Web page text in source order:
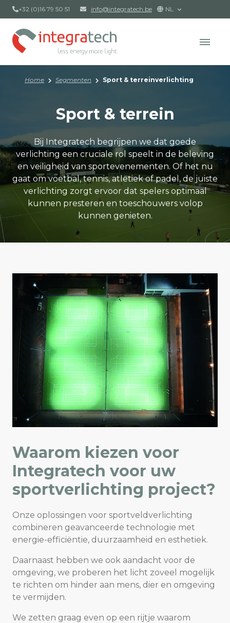
+32 (0)16 79 50 51 info@integratech.be NL
Home Segmenten Sport & terreinverlichting
Sport & terrein
Bij Integratech begrijpen we dat goede
verlichting een cruciale rol speelt in de beleving
en veiligheid van sportevenementen. Of het nu
gaat om voetbal, tennis, atletiek of padel, de juiste
verlichting zorgt ervoor dat spelers optimaal
kunnen presteren en toeschouwers volop
kunnen genieten.
Waarom kiezen voor
Integratech voor uw
sportverlichting project?
Onze oplossingen voor sportveldverlichting
combineren geavanceerde technologie met
energie-efficiëntie, duurzaamheid en esthetiek.
Daarnaast hebben we ook aandacht voor de
omgeving, we proberen het licht zoveel mogelijk
te richten om hinder aan mens, dier en omgeving
te vermijden.
We zetten graag even op een rijtje waarom